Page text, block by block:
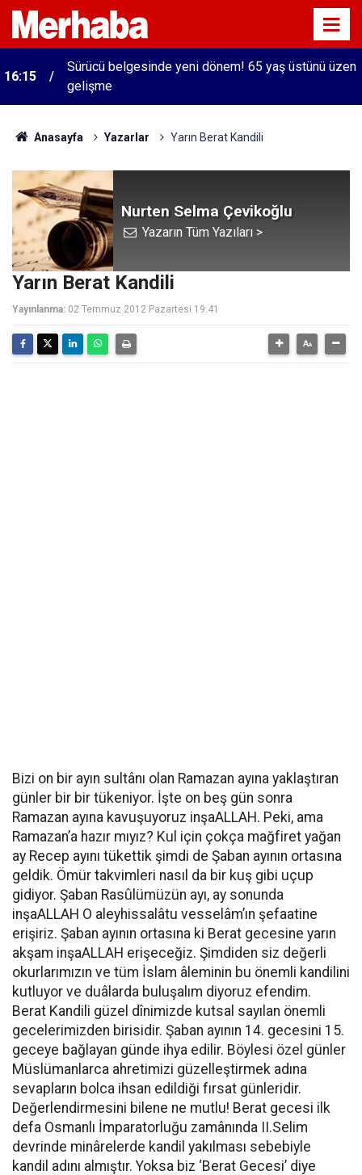
16:15
Sürücü belgesinde yeni dönem! 65 yaş üstünü üzen
gelişme
Anasayfa Yazarlar Yarın Berat Kandili
Nurten Selma Çevikoğlu
Yazarın Tüm Yazıları >
Yarın Berat Kandili
Yayınlanma: 02 Temmuz 2012 Pazartesi 19:41
Bizi on bir ayın sultânı olan Ramazan ayına yaklaştıran
günler bir bir tükeniyor. İşte on beş gün sonra
Ramazan ayına kavuşuyoruz inşaALLAH. Peki, ama
Ramazan’a hazır mıyız? Kul için çokça mağfiret yağan
ay Recep ayını tükettik şimdi de Şaban ayının ortasına
geldik. Ömür takvimleri nasıl da bir kuş gibi uçup
gidiyor. Şaban Rasûlümüzün ayı, ay sonunda
inşaALLAH O aleyhissalâtu vesselâm’ın şefaatine
erişiriz. Şaban ayının ortasına ki Berat gecesine yarın
akşam inşaALLAH erişeceğiz. Şimdiden siz değerli
okurlarımızın ve tüm İslam âleminin bu önemli kandilini
kutluyor ve duâlarda buluşalım diyoruz efendim.
Berat Kandili güzel dînimizde kutsal sayılan önemli
gecelerimizden birisidir. Şaban ayının 14. gecesini 15.
geceye bağlayan günde ihya edilir. Böylesi özel günler
Müslümanlarca ahretimizi güzelleştirmek adına
sevapların bolca ihsan edildiği fırsat günleridir.
Değerlendirmesini bilene ne mutlu! Berat gecesi ilk
defa Osmanlı İmparatorluğu zamânında II.Selim
devrinde minârelerde kandil yakılması sebebiyle
kandil adını almıştır. Yoksa biz ‘Berat Gecesi’ diye